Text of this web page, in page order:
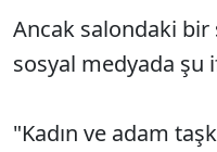
Ancak salondaki bir
sosyal medyada şu
"Kadın ve adam